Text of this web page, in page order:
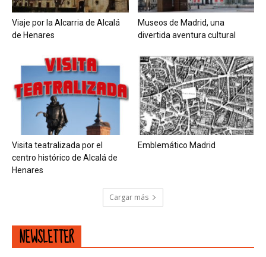
Viaje por la Alcarria de Alcalá
de Henares
Museos de Madrid, una
divertida aventura cultural
Visita teatralizada por el
centro histórico de Alcalá de
Henares
Emblemático Madrid
Cargar más
NEWSLETTER